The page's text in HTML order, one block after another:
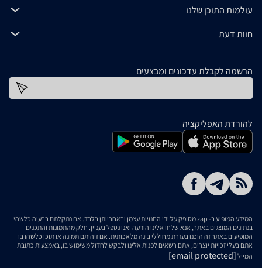
עולמות התוכן שלנו
חוות דעת
הרשמה לקבלת עדכונים ומבצעים
להורדת האפליקציה
המידע המופיע ב- zap מסופק על ידי החנויות עצמן ובאחריותן בלבד. אם נתקלתם בבעיה כלשהי
בנתונים המוצגים באתר, אנא שלחו אלינו הודעה ואנו נטפל בעניין. חלק מהתמונות והתכנים
המופיעים באתר זה הוכנו בעזרת מחוללי בינה מלאכותית. אם זיהיתם תמונה או תוכן כלשהו בו
אתם בעלי זכויות יוצרים, אתם רשאים לפנות אלינו ולבקש לחדול משימוש בו, באמצעות כתובת
המייל [email protected]